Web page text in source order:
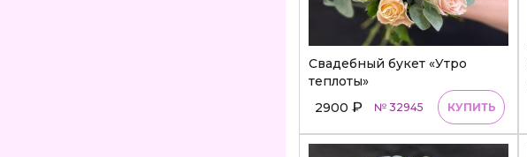
Свадебный букет «Утро
теплоты»
2900 ₽ № 32945 КУПИТЬ